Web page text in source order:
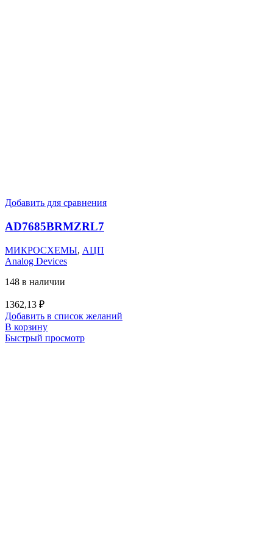
Добавить для сравнения
AD7685BRMZRL7
МИКРОСХЕМЫ, АЦП
Analog Devices
148 в наличии
1362,13 ₽
Добавить в список желаний
В корзину
Быстрый просмотр